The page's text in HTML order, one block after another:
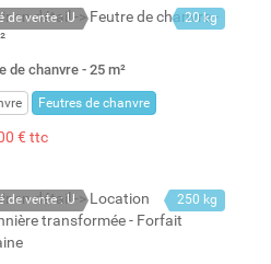
de vente : U 20 kg
de chanvre - 25 m²
Feutres de chanvre
€ ttc
de vente : U 250 kg